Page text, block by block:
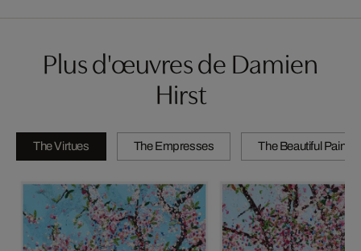
Plus d'œuvres de Damien
Hirst
The Virtues The Empresses The Beautiful